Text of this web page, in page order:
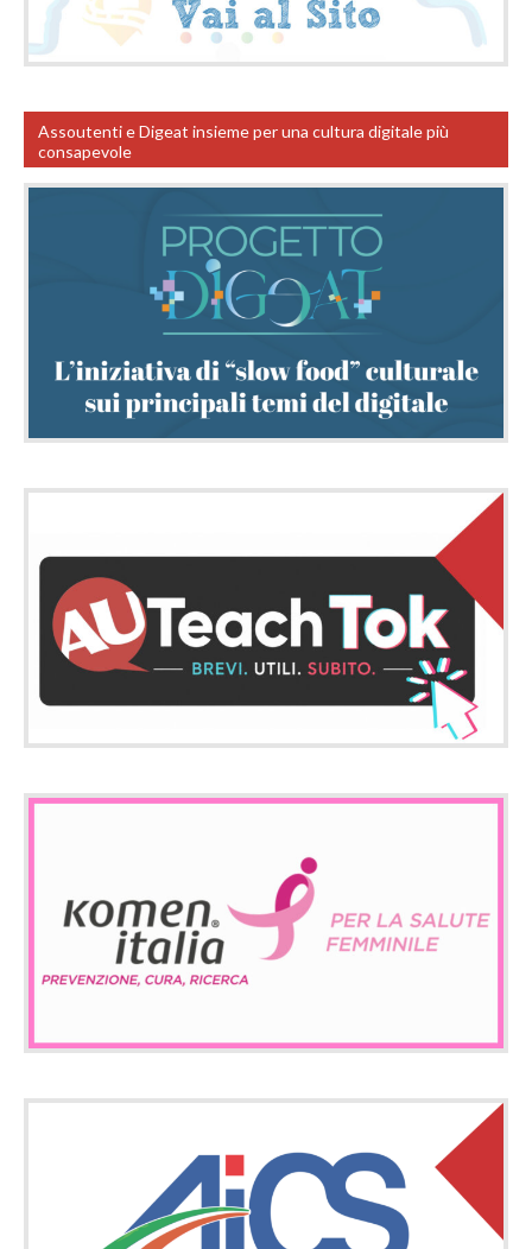
Assoutenti e Digeat insieme per una cultura digitale più
consapevole